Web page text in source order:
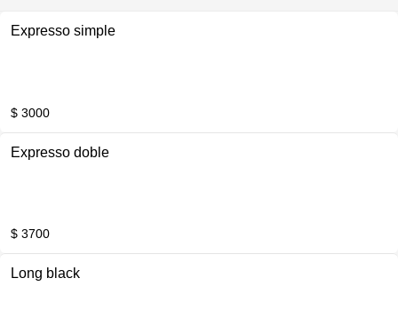
Expresso simple
$ 3000
Expresso doble
$ 3700
Long black